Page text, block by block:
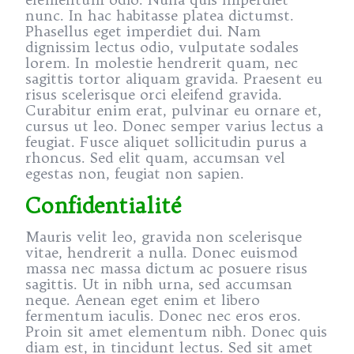
nunc. In hac habitasse platea dictumst.
Phasellus eget imperdiet dui. Nam
dignissim lectus odio, vulputate sodales
lorem. In molestie hendrerit quam, nec
sagittis tortor aliquam gravida. Praesent eu
risus scelerisque orci eleifend gravida.
Curabitur enim erat, pulvinar eu ornare et,
cursus ut leo. Donec semper varius lectus a
feugiat. Fusce aliquet sollicitudin purus a
rhoncus. Sed elit quam, accumsan vel
egestas non, feugiat non sapien.
Confidentialité
Mauris velit leo, gravida non scelerisque
vitae, hendrerit a nulla. Donec euismod
massa nec massa dictum ac posuere risus
sagittis. Ut in nibh urna, sed accumsan
neque. Aenean eget enim et libero
fermentum iaculis. Donec nec eros eros.
Proin sit amet elementum nibh. Donec quis
diam est, in tincidunt lectus. Sed sit amet